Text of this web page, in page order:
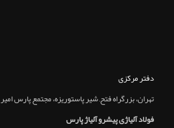
دفتر مرکزی
تهران، بزرگراه فتح, شير پاستوريزه، مجتمع پارس امير
فولاد آلیاژی پیشرو آلیاژ پارس